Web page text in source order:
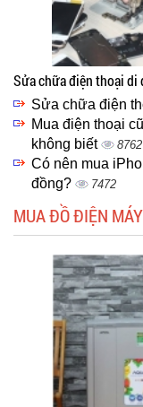
Sửa chữa điện thoại di
Sửa chữa điện
Mua điện thoại
không biết
8762
Có nên mua
đồng?
7472
MUA ĐỒ ĐIỆN